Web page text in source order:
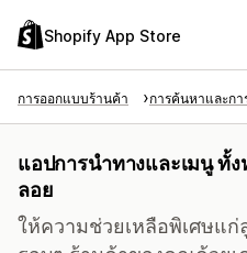
Shopify App Store
การออกแบบร้านค้า การค้นหาและกา
แอปการนำทางและเมนู ทั้
ลอย
ให้ความช่วยเหลือพิเศษแ